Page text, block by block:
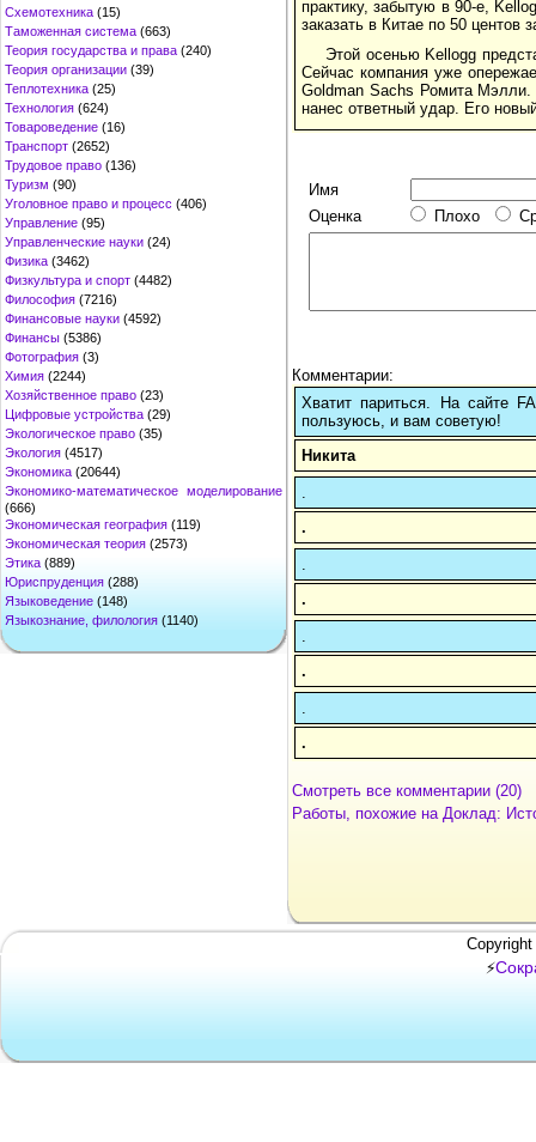
Схемотехника (15)
Таможенная система (663)
Теория государства и права (240)
Теория организации (39)
Теплотехника (25)
Технология (624)
Товароведение (16)
Транспорт (2652)
Трудовое право (136)
Туризм (90)
Уголовное право и процесс (406)
Управление (95)
Управленческие науки (24)
Физика (3462)
Физкультура и спорт (4482)
Философия (7216)
Финансовые науки (4592)
Финансы (5386)
Фотография (3)
Химия (2244)
Хозяйственное право (23)
Цифровые устройства (29)
Экологическое право (35)
Экология (4517)
Экономика (20644)
Экономико-математическое моделирование
(666)
Экономическая география (119)
Экономическая теория (2573)
Этика (889)
Юриспруденция (288)
Языковедение (148)
Языкознание, филология (1140)
практику, забытую в 90-е,
заказать в Китае по 50 центов
Этой осенью Kellogg
Сейчас компания уже
Goldman Sachs Ромита Мэлли.
нанес ответный удар. Его
Имя
Оценка
Плохо
Комментарии:
Хватит париться. На сайте
пользуюсь, и вам советую!
Никита
.
.
.
.
Смотреть все комментарии (20)
Работы, похожие на Доклад:
⚡